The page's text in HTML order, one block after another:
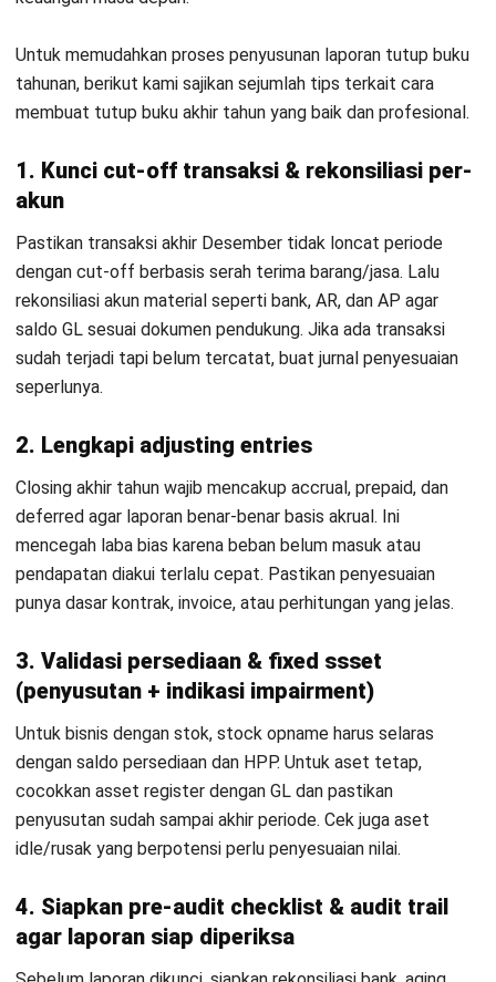
HPP/Beban
Pokok
Akrual
perhitungan dan tidak ada
6.
Prepaid
Expense
(Beban
Dibayar
Dimuka)
Pastikan amortisasi prepaid
benar (tidak semuanya langsung
sewa/asuransi/subscription
7.
Deferred
Revenue
(Pendapatan
Diterima
Dimuka)
Pastikan pendapatan yang
penuh di tahun berjalan.
(jika ada)
Identifikasi barang rusak/slow
tercatat.
Aset Tetap
& Akumulasi
Penyusutan
Cocokkan asset register vs GL,
sampai akhir periode. Pastikan
dikeluarkan dari pembukuan.
& PPh
terkait)
bercampur dan tidak ada faktur
rekonsiliasi komersial–fiskal.